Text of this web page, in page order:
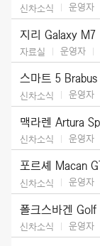
신차소식 운영자
지리 Galaxy M7
자료실 운영자
스마트 5
신차소식 운영자
신차소식 운영자
포르셰 Macan
신차소식 운영자
폴크스바겐
신차소식 운영자